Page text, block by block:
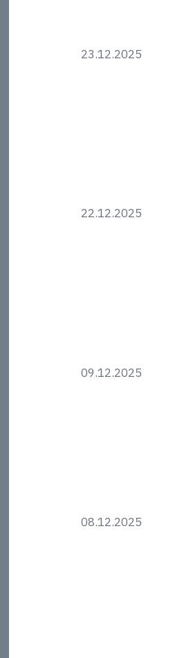
23.12.2025
22.12.2025
09.12.2025
08.12.2025